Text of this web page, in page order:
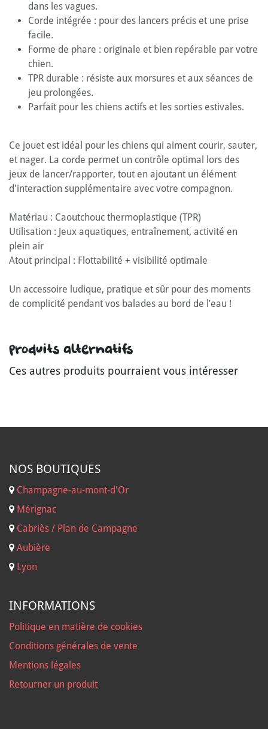
dans les vagues.
Corde intégrée : pour des lancers précis et une prise
facile.
Forme de phare : originale et bien repérable par votre
chien.
TPR durable : résiste aux morsures et aux séances de
jeu prolongées.
Parfait pour les chiens actifs et les sorties estivales.
Ce jouet est idéal pour les chiens qui aiment courir, sauter,
et nager. La corde permet un contrôle optimal lors des
jeux de lancer/rapporter, tout en ajoutant un élément
d'interaction supplémentaire avec votre compagnon.
Matériau : Caoutchouc thermoplastique (TPR)
Utilisation : Jeux aquatiques, entraînement, activité en
plein air
Atout principal : Flottabilité + visibilité optimale
Un accessoire ludique, pratique et sûr pour des moments
de complicité pendant vos balades au bord de l’eau !
Produits alternatifs
Ces autres produits pourraient vous intéresser
NOS BOUTIQUES
Champagne-au-mont-d'Or
Mérignac
Cabriès / Plan de Campagne
Aubière
Lyon
INFORMATIONS
Politique en matière de cookies
Conditions générales de vente
Mentions légales
Retourner un produit